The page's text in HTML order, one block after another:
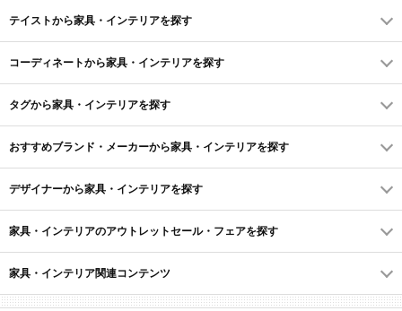
テイストから家具・インテリアを探す
コーディネートから家具・インテリアを探す
タグから家具・インテリアを探す
おすすめブランド・メーカーから家具・インテリアを探す
デザイナーから家具・インテリアを探す
家具・インテリアのアウトレットセール・フェアを探す
家具・インテリア関連コンテンツ